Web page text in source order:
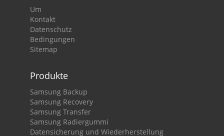
Um
Kontakt
Datenschutz
Bedingungen
Sitemap
Produkte
Samsung Backup
Samsung Recovery
Samsung Transfer
Samsung Radiergummi
Datensicherung und Wiederherstellung